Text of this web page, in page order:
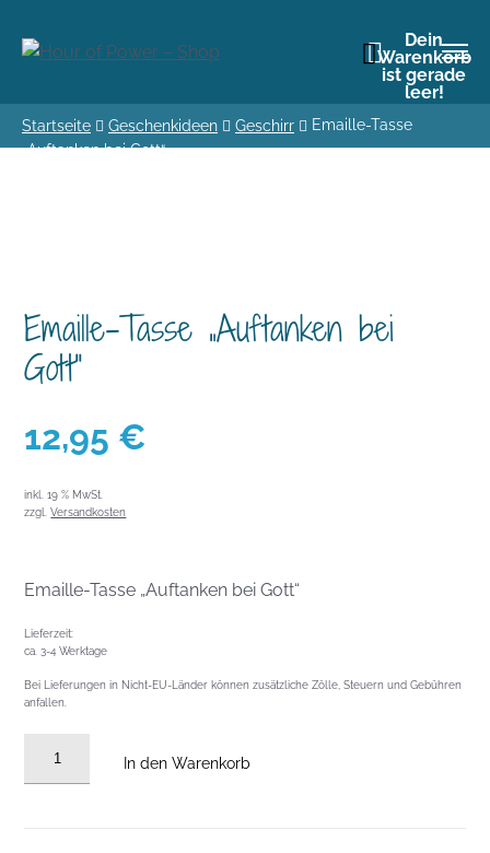
Dein
Warenkorb
ist gerade
leer!
Startseite Geschenkideen Geschirr
Emaille-Tasse
„Auftanken bei Gott“
Emaille-Tasse „Auftanken bei
Gott“
12,95 €
inkl. 19 % MwSt.
zzgl.Versandkosten
Emaille-Tasse „Auftanken bei Gott“
Lieferzeit:
ca. 3-4 Werktage
Bei Lieferungen in Nicht-EU-Länder können zusätzliche Zölle, Steuern und Gebühren
anfallen.
In den Warenkorb